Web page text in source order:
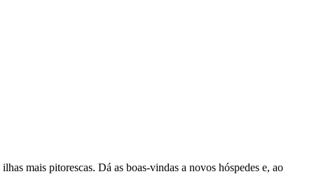
mais pitorescas. Dá as boas-vindas a novos hóspedes e, ao